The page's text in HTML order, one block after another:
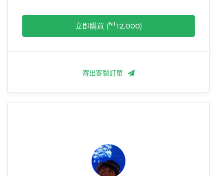
立即購買 (NT12,000)
寄出客製訂單